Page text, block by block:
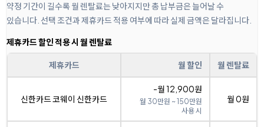
약정 기간이 길수록 월 렌탈료는 낮아지지만 총 납부금은 늘어날 수
있습니다. 선택 조건과 제휴카드 적용 여부에 따라 실제 금액은 달라집니다.
제휴카드 할인 적용 시 월 렌탈료
제휴카드 월 할인 월 렌탈료
신한카드 코웨이 신한카드
-월 12,900원
월 30만원 ~ 150만원
사용 시
월 0원